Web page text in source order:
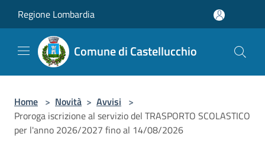
Regione Lombardia
Comune di Castellucchio
Home > Novità > Avvisi >
Proroga iscrizione al servizio del TRASPORTO SCOLASTICO
per l'anno 2026/2027 fino al 14/08/2026